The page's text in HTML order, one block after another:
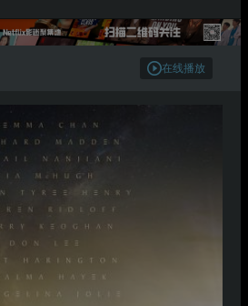
在线播放